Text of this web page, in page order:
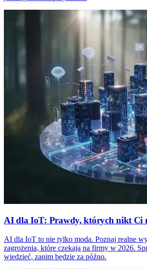
AI dla IoT: Prawdy, których nikt Ci
AI dla IoT to nie tylko moda. Poznaj realne
zagrożenia, które czekają na firmy w 2026.
wiedzieć, zanim będzie za późno.